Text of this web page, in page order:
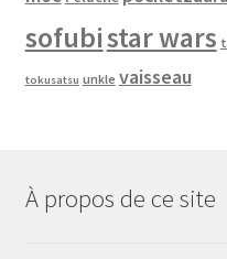
sofubistar wars
tokusatsu unkle vaisseau
À propos de ce site